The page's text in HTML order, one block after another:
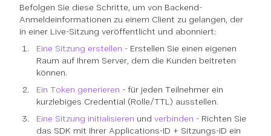
Befolgen Sie diese Schritte, um von Backend-
Anmeldeinformationen zu einem Client zu gelangen, der
in einer Live-Sitzung veröffentlicht und abonniert:
Eine Sitzung erstellen - Erstellen Sie einen eigenen
Raum auf Ihrem Server, dem die Kunden beitreten
können.
Ein Token generieren - für jeden Teilnehmer ein
kurzlebiges Credential (Rolle/TTL) ausstellen.
Eine Sitzung initialisieren und verbinden - Richten Sie
das SDK mit Ihrer Applications-ID + Sitzungs-ID ein